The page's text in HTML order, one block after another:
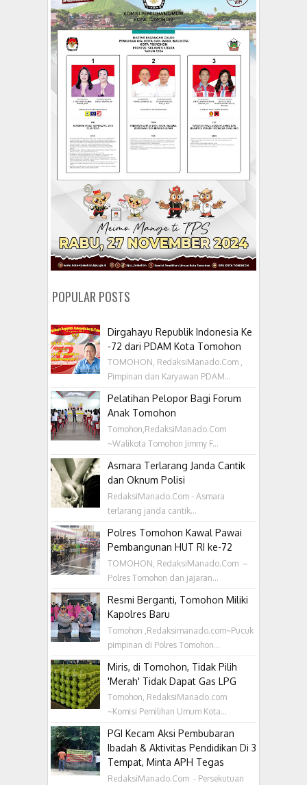
POPULAR POSTS
Dirgahayu Republik Indonesia Ke
-72 dari PDAM Kota Tomohon
TOMOHON, RedaksiManado.Com ,
Pimpinan dan Karyawan PDAM...
Pelatihan Pelopor Bagi Forum
Anak Tomohon
Tomohon,RedaksiManado.Com
~Walikota Tomohon Jimmy F...
Asmara Terlarang Janda Cantik
dan Oknum Polisi
RedaksiManado.Com - Asmara
terlarang janda cantik...
Polres Tomohon Kawal Pawai
Pembangunan HUT RI ke-72
TOMOHON, RedaksiManado.Com –
Polres Tomohon dan jajaran...
Resmi Berganti, Tomohon Miliki
Kapolres Baru
Tomohon ,Redaksimanado.com~Pucuk
pimpinan di Polres Tomohon...
Miris, di Tomohon, Tidak Pilih
'Merah' Tidak Dapat Gas LPG
Tomohon, RedaksiManado.com
~Komisi Pemilihan Umum Kota...
PGI Kecam Aksi Pembubaran
Ibadah & Aktivitas Pendidikan Di 3
Tempat, Minta APH Tegas
RedaksiManado.Com - Persekutuan